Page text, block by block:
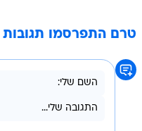
טרם התפרסמו תגובות